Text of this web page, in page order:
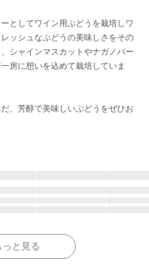
としてワイン用ぶどうを栽培しワ
ッシュなぶどうの美味しさをその
シャインマスカットやナガノパー
房に想いを込めて栽培していま
、芳醇で美味しいぶどうをぜひお
っと見る